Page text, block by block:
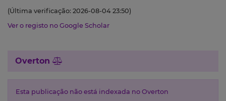
(Última verificação: 2026-08-04 23:50)
Ver o registo no Google Scholar
Overton
Esta publicação não está indexada no Overton